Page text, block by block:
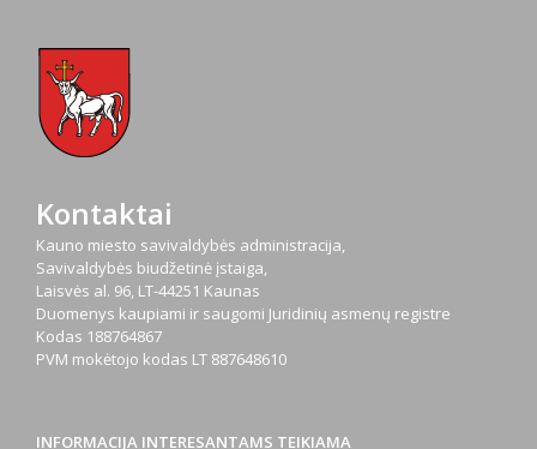
Kontaktai
Kauno miesto savivaldybės administracija,
Savivaldybės biudžetinė įstaiga,
Laisvės al. 96, LT-44251 Kaunas
Duomenys kaupiami ir saugomi Juridinių asmenų registre
Kodas 188764867
PVM mokėtojo kodas LT 887648610
INFORMACIJA INTERESANTAMS TEIKIAMA